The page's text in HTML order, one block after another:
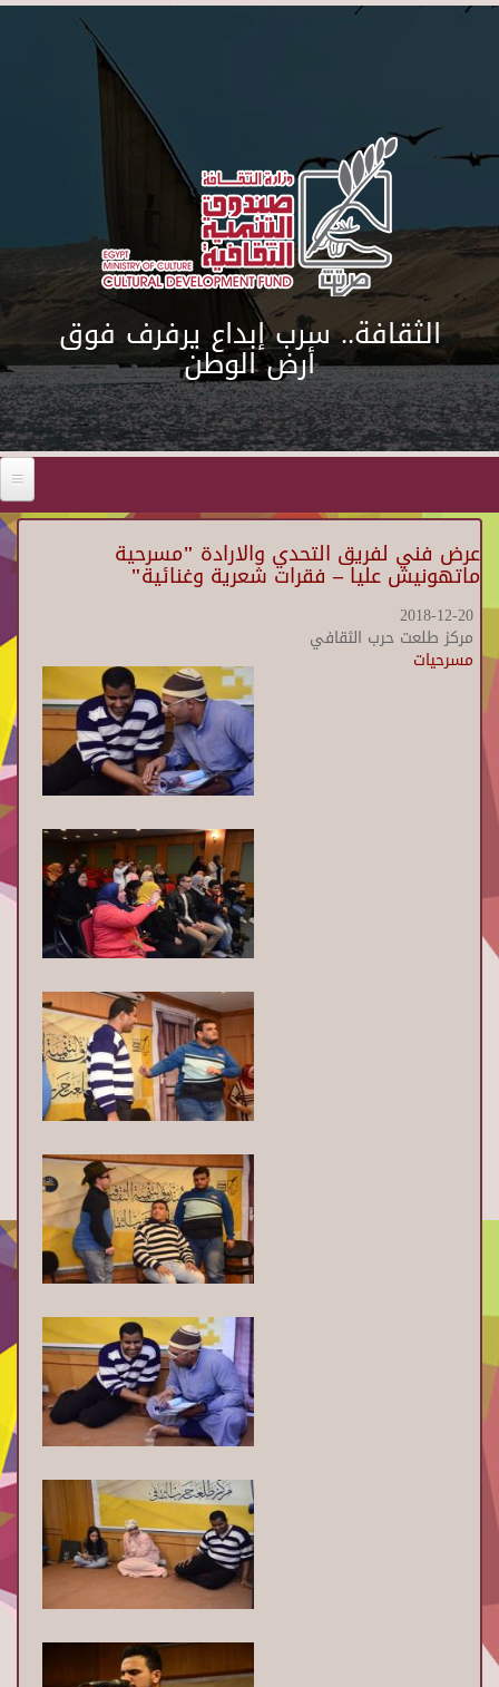
Skip to main content
الثقافة.. سرب إبداع يرفرف فوق
أرض الوطن
عرض فني لفريق التحدي والارادة "مسرحية
ماتهونيش عليا – فقرات شعرية وغنائية"
2018-12-20
مركز طلعت حرب الثقافي
مسرحيات